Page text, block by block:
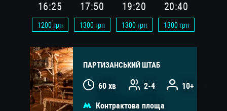
16:25
1200грн
17:50
1300грн
19:20
1300грн
20:40
1300грн
ПАРТИЗАНСЬКИЙ ШТАБ
60 хв 2-4 10+
Контрактова площа